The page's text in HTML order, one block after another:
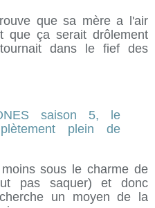
que sa mère a l'air
que ça serait drôlement
dans le fief des
sous le charme de
pas saquer) et donc
un moyen de la